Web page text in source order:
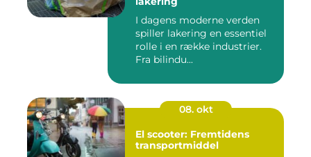
I dagens moderne verden
spiller lakering en essentiel
rolle i en række industrier.
Fra bilindu...
08. okt
El scooter: Fremtidens
transportmiddel